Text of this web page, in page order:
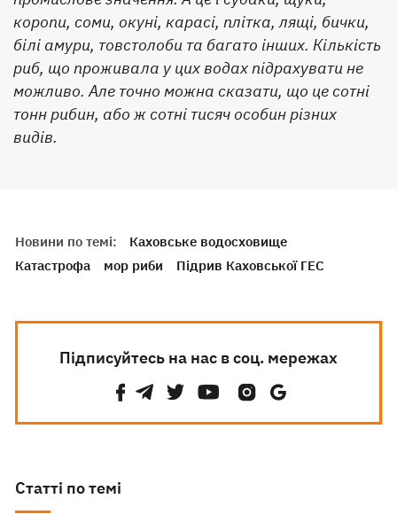
коропи, соми, окуні, карасі, плітка, лящі, бички,
білі амури, товстолоби та багато інших. Кількість
риб, що проживала у цих водах підрахувати не
можливо. Але точно можна сказати, що це сотні
тонн рибин, або ж сотні тисяч особин різних
видів.
Новини по темі:
Каховське водосховище
Катастрофа
мор риби Підрив Каховської ГЕС
Підписуйтесь на нас в соц. мережах
Статті по темі